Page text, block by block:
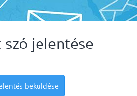
szó jelentése
beküldése